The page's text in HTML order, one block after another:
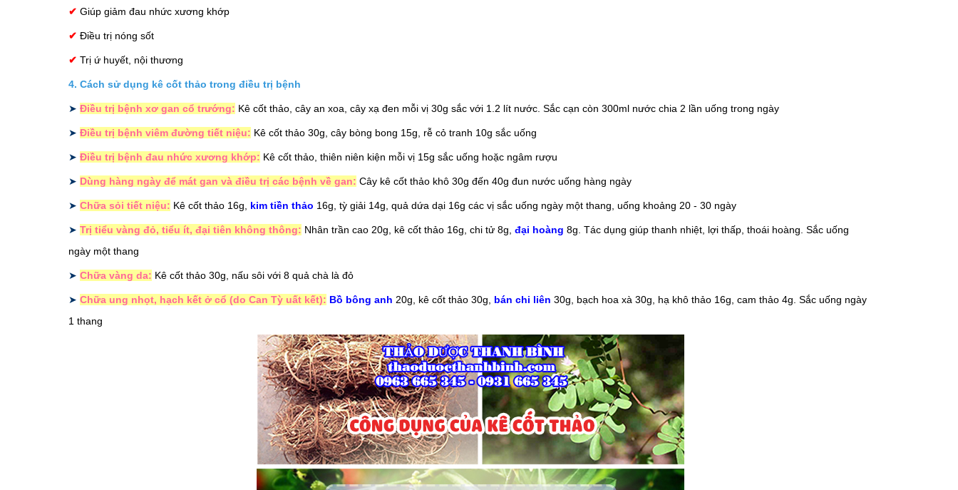
✔ Giúp giảm đau nhức xương khớp
✔ Điều trị nóng sốt
✔ Trị ứ huyết, nội thương
4. Cách sử dụng kê cốt thảo trong điều trị bệnh
➤ Điều trị bệnh xơ gan cổ trướng: Kê cốt thảo, cây an xoa cây xạ đen mỗi vị 30g sắc với 1.2 lít nước. Sắc cạn còn 300ml nước chia 2 lần uống trong ngày
➤ Điều trị bệnh viêm đường tiết niệu: Kê cốt thảo 30g, cây bòng bong 15g, rễ cỏ tranh 10g sắc uống
➤ Điều trị bệnh đau nhức xương khớp: Kê cốt thảo, thiên niên kiện mỗi vị 15g sắc uống hoặc ngâm rượu
➤ Dùng hàng ngày để mát gan và điều trị các bệnh về gan: Cây kê cốt thảo khô 30g đến 40g đun nước uống hàng ngày
➤ Chữa sỏi tiết niệu: Kê cốt thảo 16g, kim tiền thảo 16g, tỳ giải 14g, quả dứa dại 16g các vị sắc uống ngày một thang, uống khoảng 20 - 30 ngày
➤ Trị tiểu vàng đỏ, tiểu ít, đại tiên không thông: Nhân trần cao 20g, kê cốt thảo 16g, chi tử 8g, đại hoàng 8g. Tác dụng giúp thanh nhiệt, lợi thấp, thoái hoàng. Sắc uống
ngày một thang
➤ Chữa vàng da: Kê cốt thảo 30g, nấu sôi với 8 quả chà là đỏ
➤ Chữa ung nhọt, hạch kết ở cổ (do Can Tỳ uất kết): Bồ bông anh 20g, kê cốt thảo 30g, bán chi liên 30g, bạch hoa xà 30g, hạ khô thảo 16g, cam thảo 4g. Sắc uống ngày
1 thang